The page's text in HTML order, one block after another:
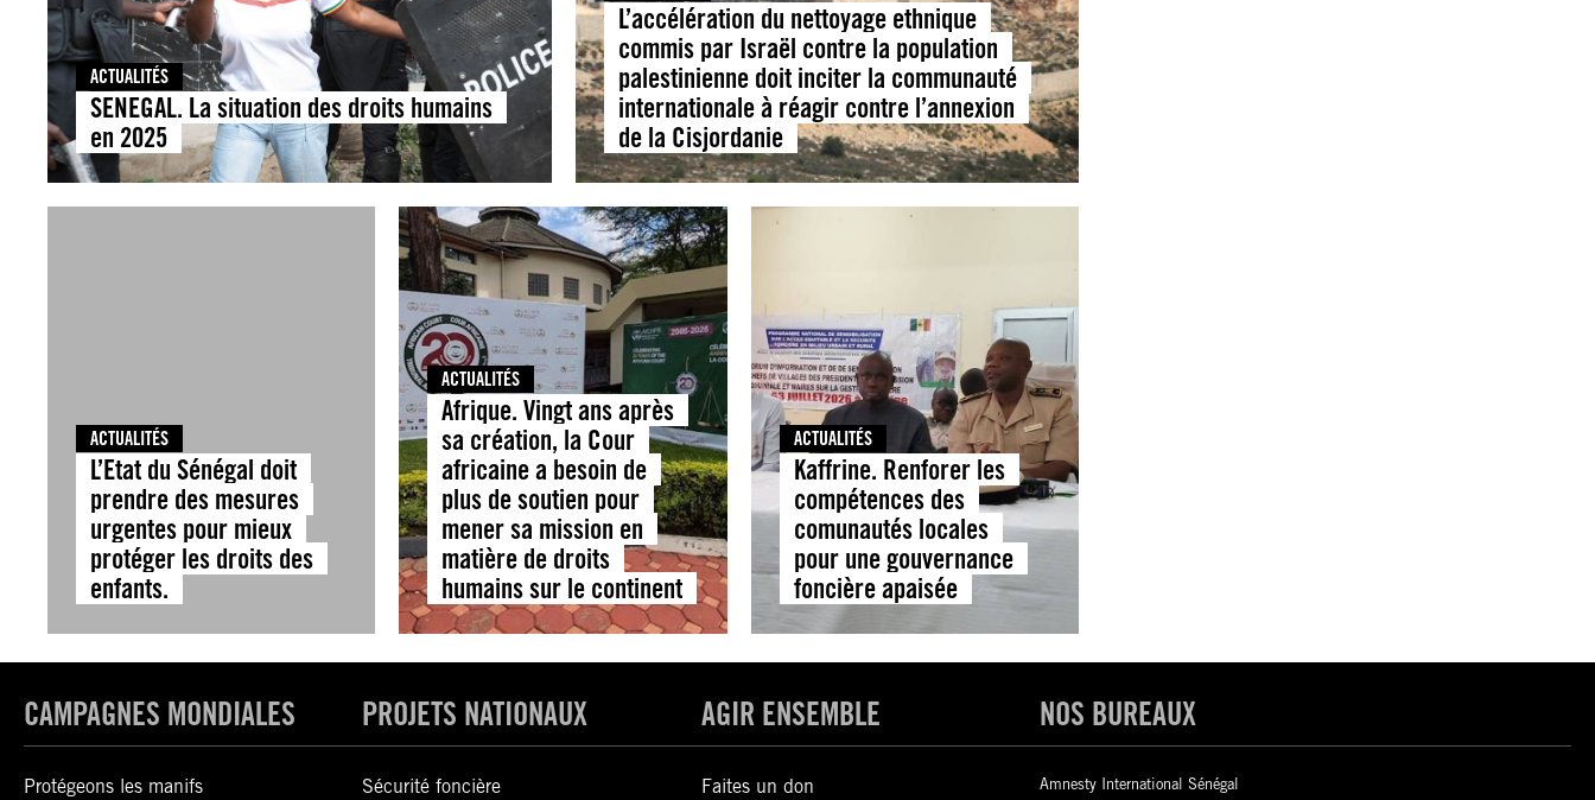
ACTUALITÉS
SENEGAL. La situation des droits humains
en 2025
L’accélération du nettoyage ethnique
commis par Israël contre la population
palestinienne doit inciter la communauté
internationale à réagir contre l’annexion
de la Cisjordanie
ACTUALITÉS
L’Etat du Sénégal doit
prendre des mesures
urgentes pour mieux
protéger les droits des
enfants.
ACTUALITÉS
Afrique. Vingt ans après
sa création, la Cour
africaine a besoin de
plus de soutien pour
mener sa mission en
matière de droits
humains sur le continent
ACTUALITÉS
Kaffrine. Renforer les
compétences des
comunautés locales
pour une gouvernance
foncière apaisée
CAMPAGNES MONDIALES
Protégeons les manifs
PROJETS NATIONAUX
Sécurité foncière
AGIR ENSEMBLE
Faites un don
NOS BUREAUX
Amnesty International Sénégal